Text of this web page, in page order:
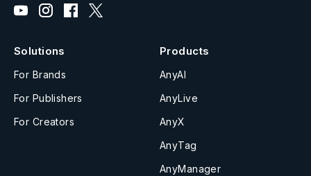
Solutions
For Brands
For Publishers
For Creators
Products
AnyAI
AnyLive
AnyX
AnyTag
AnyManager